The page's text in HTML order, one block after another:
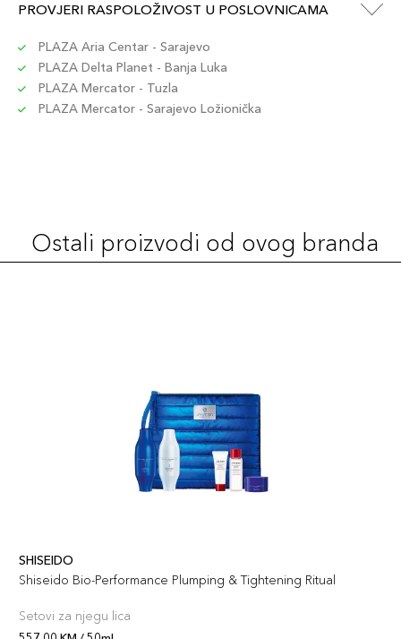
PROVJERI RASPOLOŽIVOST U POSLOVNICAMA
PLAZA Aria Centar - Sarajevo
PLAZA Delta Planet - Banja Luka
PLAZA Mercator - Tuzla
PLAZA Mercator - Sarajevo Ložionička
Ostali proizvodi od ovog branda
SHISEIDO
Shiseido Bio-Performance Plumping & Tightening Ritual
Setovi za njegu lica